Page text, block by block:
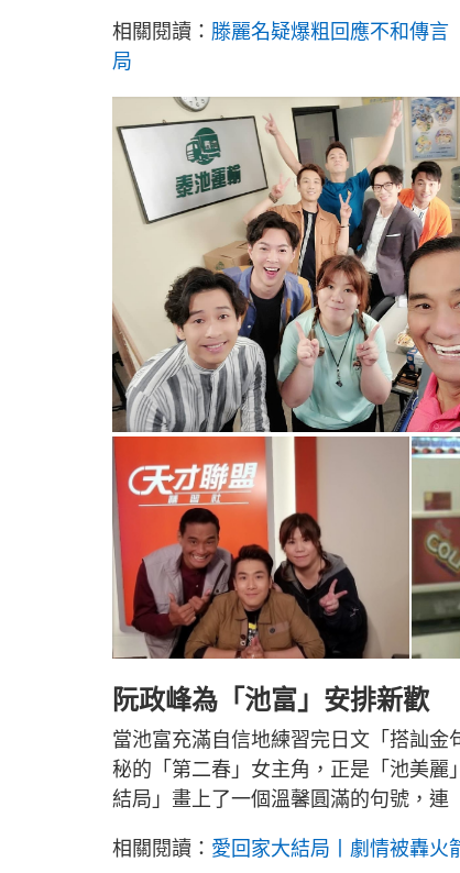
相關閱讀： 滕麗名疑爆粗回應不和傳言
局
阮政峰為「池富」安排新歡
當池富充滿自信地練習完日文「搭訕
秘的「第二春」女主角，正是「池美
結局」畫上了一個溫馨圓滿的句號，連
相關閱讀： 愛回家大結局丨劇情被轟火